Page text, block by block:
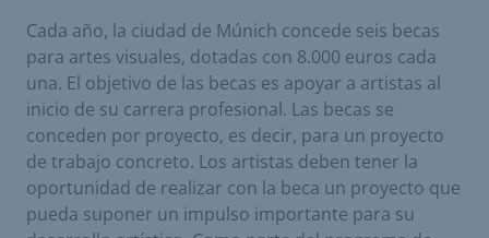
Cada año, la ciudad de Múnich concede seis becas
para artes visuales, dotadas con 8.000 euros cada
una. El objetivo de las becas es apoyar a artistas al
inicio de su carrera profesional. Las becas se
conceden por proyecto, es decir, para un proyecto
de trabajo concreto. Los artistas deben tener la
oportunidad de realizar con la beca un proyecto que
pueda suponer un impulso importante para su